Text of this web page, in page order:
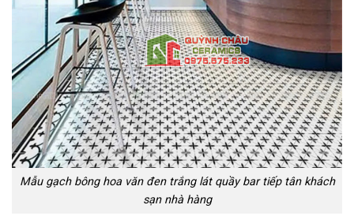
Mẫu gạch bông hoa văn đen trắng lát quầy bar tiếp tân khách
sạn nhà hàng